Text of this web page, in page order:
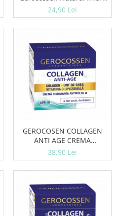
100 ml
24,90 Lei
GEROCOSEN COLLAGEN
ANTI AGE CREMA
HIDRATANTA ANTIRID DE ZI
SPF 10
38,90 Lei